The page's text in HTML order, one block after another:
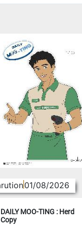
01/08/2026
DAILY MOO-TING : Herd
Copy